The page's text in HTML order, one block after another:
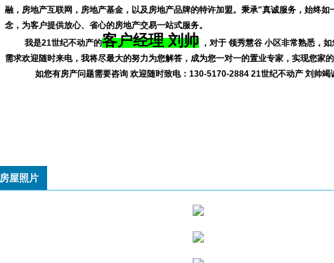
融，房地产互联网，房地产基金，以及房地产品牌的特许加盟。秉承"真诚服务，始终如
念，为客户提供放心、省心的房地产交易一站式服务。
我是21世纪不动产的客户经理 刘帅 ，对于 领秀慧谷 小区非常熟悉，
需求欢迎随时来电，我将尽最大的努力为您解答，成为您一对一的置业专家，实现您家的
如您有房产问题需要咨询 欢迎随时致电：130-5170-2884 21世纪不动产 刘帅竭
房屋照片